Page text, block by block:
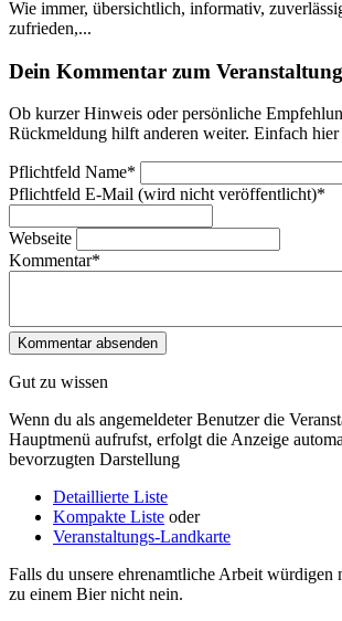
Wie immer, übersichtlich, informativ,
zufrieden,...
Dein Kommentar zum
Ob kurzer Hinweis oder persönliche
Rückmeldung hilft anderen weiter. Einfach
Pflichtfeld Name*
Pflichtfeld E-Mail (wird nicht veröffentlicht)*
Webseite
Kommentar*
Gut zu wissen
Wenn du als angemeldeter Benutzer die
Hauptmenü aufrufst, erfolgt die Anzeige
bevorzugten Darstellung
Detaillierte Liste
Kompakte Liste oder
Veranstaltungs-Landkarte
Falls du unsere ehrenamtliche Arbeit würdigen
zu einem Bier nicht nein.